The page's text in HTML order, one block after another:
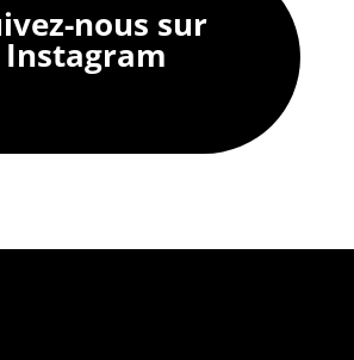
nous sur
Instagram